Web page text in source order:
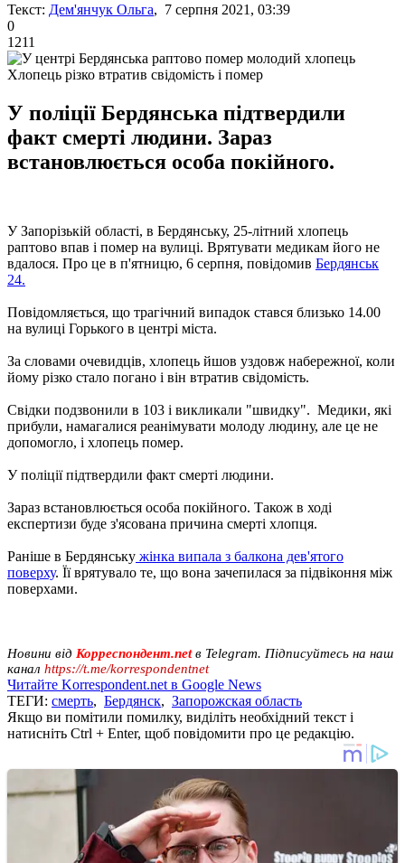
Текст: Дем'янчук Ольга, 7 серпня 2021, 03:39
0
1211
Хлопець різко втратив свідомість і помер
У поліції Бердянська підтвердили
факт смерті людини. Зараз
встановлюється особа покійного.
У Запорізькій області, в Бердянську, 25-літний хлопець
раптово впав і помер на вулиці. Врятувати медикам його не
вдалося. Про це в п'ятницю, 6 серпня, повідомив Бердянськ
24.
Повідомляється, що трагічний випадок стався близько 14.00
на вулиці Горького в центрі міста.
За словами очевидців, хлопець йшов уздовж набережної, коли
йому різко стало погано і він втратив свідомість.
Свідки подзвонили в 103 і викликали "швидку". Медики, які
прибули, намагалися реанімувати молоду людину, але це не
допомогло, і хлопець помер.
У поліції підтвердили факт смерті людини.
Зараз встановлюється особа покійного. Також в ході
експертизи буде з'ясована причина смерті хлопця.
Раніше в Бердянську жінка випала з балкона дев'ятого
поверху. Її врятувало те, що вона зачепилася за підвіконня між
поверхами.
Новини від Корреспондент.netв Telegram. Підписуйтесь на наш
канал https://t.me/korrespondentnet
Читайте Korrespondent.net в Google News
ТЕГИ: смерть, Бердянск, Запорожская область
Якщо ви помітили помилку, виділіть необхідний текст і
натисніть Ctrl + Enter, щоб повідомити про це редакцію.